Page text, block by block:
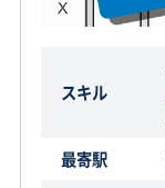
スキル
最寄駅